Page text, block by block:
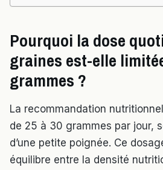
Pourquoi la dose
graines est-elle
grammes ?
La recommandation
de 25 à 30 grammes par jour,
d’une petite poignée. Ce
équilibre entre la densité